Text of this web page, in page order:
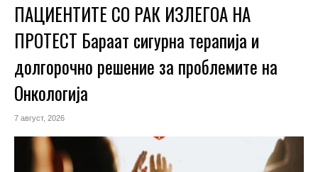
ПАЦИЕНТИТЕ СО РАК ИЗЛЕГОА НА
ПРОТЕСТ Бараат сигурна терапија и
долгорочно решение за проблемите на
Онкологија
7 август, 2026